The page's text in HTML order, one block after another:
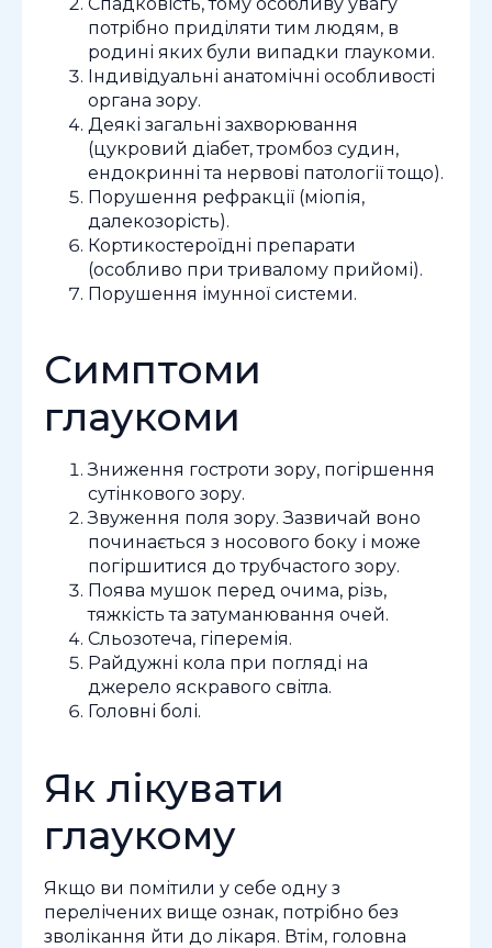
потрібно приділяти тим людям, в
родині яких були випадки глаукоми.
Індивідуальні анатомічні особливості
органа зору.
Деякі загальні захворювання
(цукровий діабет, тромбоз судин,
ендокринні та нервові патології тощо).
Порушення рефракції (міопія,
далекозорість).
Кортикостероїдні препарати
(особливо при тривалому прийомі).
Порушення імунної системи.
Симптоми
глаукоми
Зниження гостроти зору, погіршення
сутінкового зору.
Звуження поля зору. Зазвичай воно
починається з носового боку і може
погіршитися до трубчастого зору.
Поява мушок перед очима, різь,
тяжкість та затуманювання очей.
Сльозотеча, гіперемія.
Райдужні кола при погляді на
джерело яскравого світла.
Головні болі.
Як лікувати
глаукому
Якщо ви помітили у себе одну з
перелічених вище ознак, потрібно без
зволікання йти до лікаря. Втім, головна